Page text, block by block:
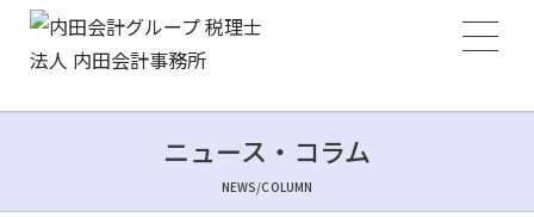
ニュース・コラム
NEWS/COLUMN